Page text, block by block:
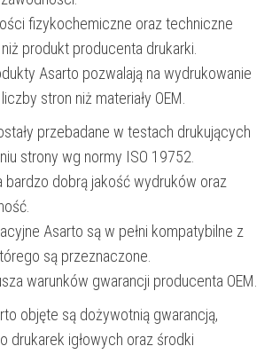
fizykochemiczne oraz techniczne
produkt producenta drukarki.
Asarto pozwalają na wydrukowanie
stron niż materiały OEM.
przebadane w testach drukujących
strony wg normy ISO 19752.
bardzo dobrą jakość wydruków oraz
Asarto są w pełni kompatybilne z
są przeznaczone.
warunków gwarancji producenta OEM.
objęte są dożywotnią gwarancją,
drukarek igłowych oraz środki